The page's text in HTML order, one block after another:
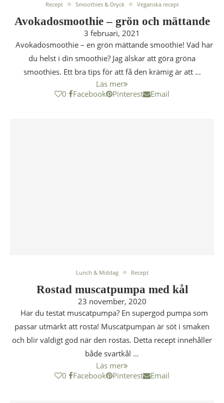
Recept Smoothies & Dryck Veganska recept
Avokadosmoothie – grön och mättande
3 februari, 2021
Avokadosmoothie – en grön mättande smoothie! Vad har
du helst i din smoothie? Jag älskar att göra gröna
smoothies. Ett bra tips för att få den krämig är att …
Läs mer
0
Facebook Pinterest Email
Lunch & Middag Recept
Rostad muscatpumpa med kål
23 november, 2020
Har du testat muscatpumpa? En supergod pumpa som
passar utmärkt att rosta! Muscatpumpan är söt i smaken
och blir väldigt god när den rostas. Detta recept innehåller
både svartkål …
Läs mer
0
Facebook Pinterest Email